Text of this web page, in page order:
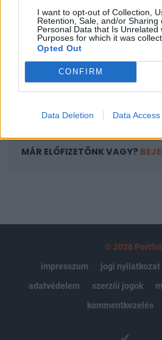
I want to opt-out of Collection,
Retention, Sale, and/or Sharing
Personal Data that Is Unrelated
Purposes for which it was
Opted Out
CONFIRM
Data Deletion Data Access
regisztrációhoz kötött.
Az előfizetés a következőket
Portfolio.hu teljes
Kötéslisták: BÉT elmúlt 2
kötéslistái
MÁR ELŐFIZETŐNK VAGY?
© 2026
impresszum
jogi nyilatkozat
adatvédelem
szerzői jogok
kommentkezelés